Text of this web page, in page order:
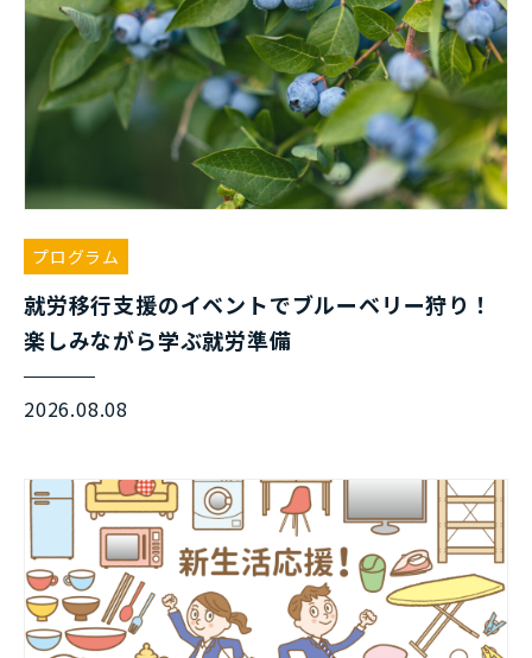
プログラム
就労移行支援のイベントでブルーベリー狩り！
楽しみながら学ぶ就労準備
2026.08.08